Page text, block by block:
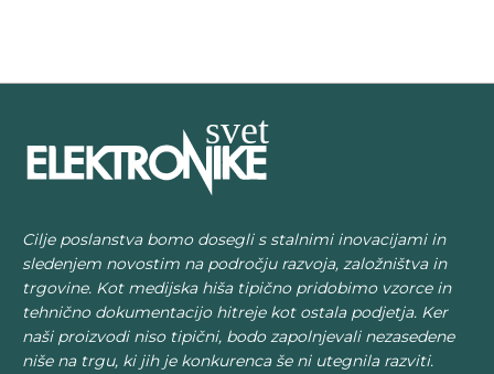
Možnosti
izberete
na
Cilje poslanstva bomo dosegli s stalnimi inovacijami in
sledenjem novostim na področju razvoja, založništva in
trgovine. Kot medijska hiša tipično pridobimo vzorce in
tehnično dokumentacijo hitreje kot ostala podjetja. Ker
naši proizvodi niso tipični, bodo zapolnjevali nezasedene
niše na trgu, ki jih je konkurenca še ni utegnila razviti.